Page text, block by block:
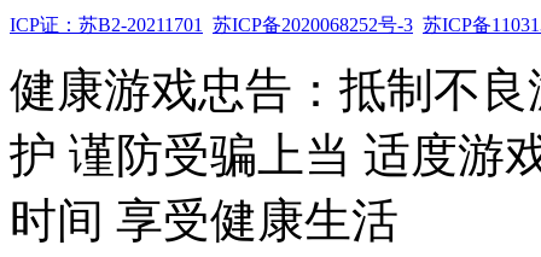
ICP证：苏B2-20211701 苏ICP备2020068252号-3 苏ICP备
健康游戏忠告：抵制不
护 谨防受骗上当 适度游
时间 享受健康生活